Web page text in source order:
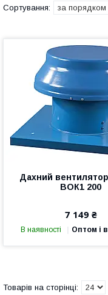
Дахний
ВОК1 200
7 149 ₴
В наявності Оптом і